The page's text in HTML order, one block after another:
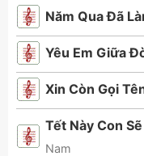
Năm Qua Đã
Yêu Em Giữa
Xin Còn Gọi
Tết Này Con
Nam